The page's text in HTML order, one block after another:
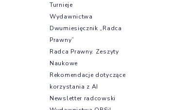
Turnieje
Wydawnictwa
Dwumiesięcznik „Radca
Prawny”
Radca Prawny. Zeszyty
Naukowe
Rekomendacje dotyczące
korzystania z AI
Newsletter radcowski